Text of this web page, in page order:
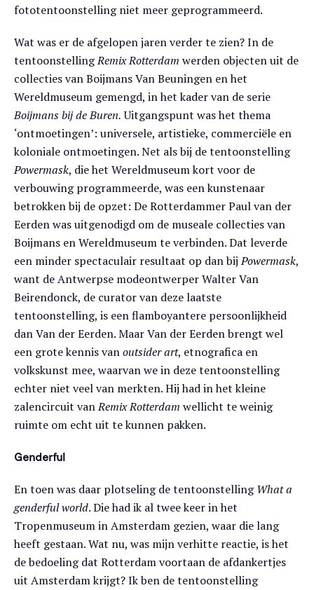
fototentoonstelling niet meer geprogrammeerd.
Wat was er de afgelopen jaren verder te zien? In de
tentoonstellingRemix Rotterdam werden objecten uit de
collecties van Boijmans Van Beuningen en het
Wereldmuseum gemengd, in het kader van de serie
Boijmans bij de Buren.Uitgangspunt was het thema
‘ontmoetingen’: universele, artistieke, commerciële en
koloniale ontmoetingen. Net als bij de tentoonstelling
Powermask, die het Wereldmuseum kort voor de
verbouwing programmeerde, was een kunstenaar
betrokken bij de opzet: De Rotterdammer Paul van der
Eerden was uitgenodigd om de museale collecties van
Boijmans en Wereldmuseum te verbinden. Dat leverde
een minder spectaculair resultaat op dan bijPowermask,
want de Antwerpse modeontwerper Walter Van
Beirendonck, de curator van deze laatste
tentoonstelling, is een flamboyantere persoonlijkheid
dan Van der Eerden. Maar Van der Eerden brengt wel
een grote kennis vanoutsider art, etnografica en
volkskunst mee, waarvan we in deze tentoonstelling
echter niet veel van merkten. Hij had in het kleine
zalencircuit vanRemix Rotterdam wellicht te weinig
ruimte om echt uit te kunnen pakken.
Genderful
En toen was daar plotseling de tentoonstellingWhat a
genderful world. Die had ik al twee keer in het
Tropenmuseum in Amsterdam gezien, waar die lang
heeft gestaan. Wat nu, was mijn verhitte reactie, is het
de bedoeling dat Rotterdam voortaan de afdankertjes
uit Amsterdam krijgt? Ik ben de tentoonstelling